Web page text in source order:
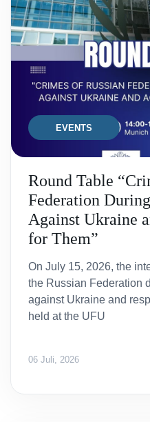
EVENTS
Round Table
Federation
Against Ukraine
for Them”
On July 15, 2026, the
the Russian Federation
against Ukraine and
held at the UFU
06 Juli, 2026